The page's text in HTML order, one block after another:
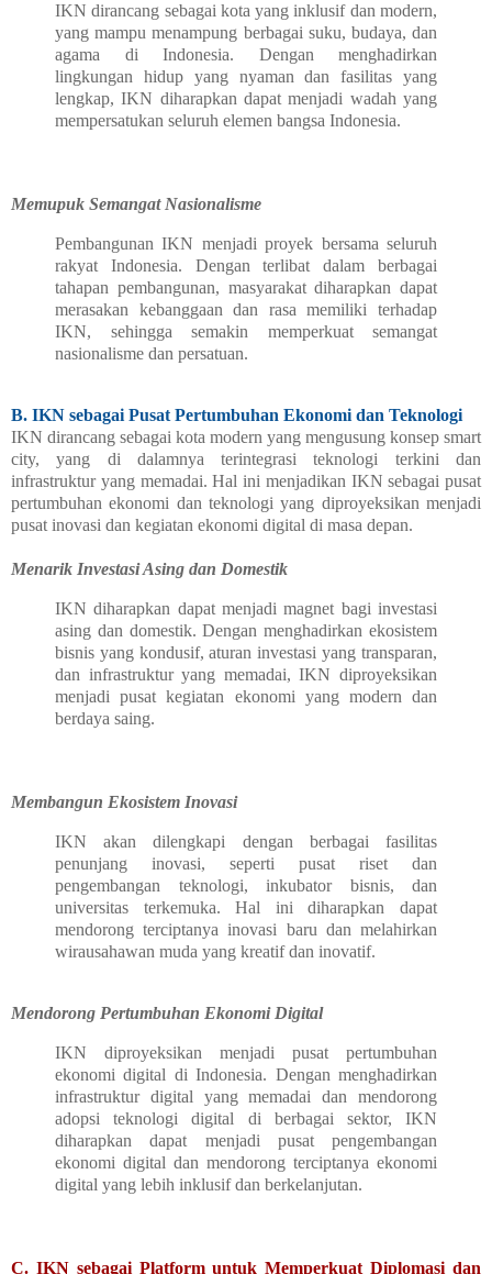
IKN dirancang sebagai kota yang inklusif dan modern,
yang mampu menampung berbagai suku, budaya, dan
agama di Indonesia. Dengan menghadirkan
lingkungan hidup yang nyaman dan fasilitas yang
lengkap, IKN diharapkan dapat menjadi wadah yang
mempersatukan seluruh elemen bangsa Indonesia.
Memupuk Semangat Nasionalisme
Pembangunan IKN menjadi proyek bersama seluruh
rakyat Indonesia. Dengan terlibat dalam berbagai
tahapan pembangunan, masyarakat diharapkan dapat
merasakan kebanggaan dan rasa memiliki terhadap
IKN, sehingga semakin memperkuat semangat
nasionalisme dan persatuan.
B. IKN sebagai Pusat Pertumbuhan Ekonomi dan Teknologi
IKN dirancang sebagai kota modern yang mengusung konsep smart
city, yang di dalamnya terintegrasi teknologi terkini dan
infrastruktur yang memadai. Hal ini menjadikan IKN sebagai pusat
pertumbuhan ekonomi dan teknologi yang diproyeksikan menjadi
pusat inovasi dan kegiatan ekonomi digital di masa depan.
Menarik Investasi Asing dan Domestik
IKN diharapkan dapat menjadi magnet bagi investasi
asing dan domestik. Dengan menghadirkan ekosistem
bisnis yang kondusif, aturan investasi yang transparan,
dan infrastruktur yang memadai, IKN diproyeksikan
menjadi pusat kegiatan ekonomi yang modern dan
berdaya saing.
Membangun Ekosistem Inovasi
IKN akan dilengkapi dengan berbagai fasilitas
penunjang inovasi, seperti pusat riset dan
pengembangan teknologi, inkubator bisnis, dan
universitas terkemuka. Hal ini diharapkan dapat
mendorong terciptanya inovasi baru dan melahirkan
wirausahawan muda yang kreatif dan inovatif.
Mendorong Pertumbuhan Ekonomi Digital
IKN diproyeksikan menjadi pusat pertumbuhan
ekonomi digital di Indonesia. Dengan menghadirkan
infrastruktur digital yang memadai dan mendorong
adopsi teknologi digital di berbagai sektor, IKN
diharapkan dapat menjadi pusat pengembangan
ekonomi digital dan mendorong terciptanya ekonomi
digital yang lebih inklusif dan berkelanjutan.
C. IKN sebagai Platform untuk Memperkuat Diplomasi dan